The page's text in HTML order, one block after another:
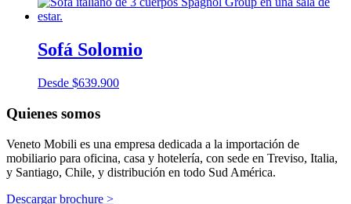
Sofá Solomio
Desde $639.900
Quienes somos
Veneto Mobili es una empresa dedicada a la importación de
mobiliario para oficina, casa y hotelería, con sede en Treviso, Italia,
y Santiago, Chile, y distribución en todo Sud América.
Descargar brochure >